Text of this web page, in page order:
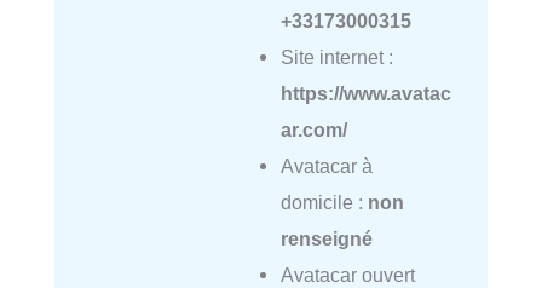
+33173000315
Site internet :
https://www.avatac
ar.com/
Avatacar à
domicile : non
renseigné
Avatacar ouvert